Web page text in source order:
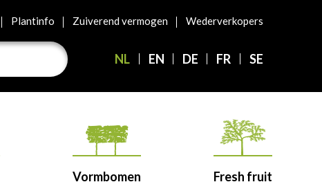
Plantinfo Zuiverend vermogen Wederverkopers
NL EN DE FR SE
Vormbomen Fresh fruit